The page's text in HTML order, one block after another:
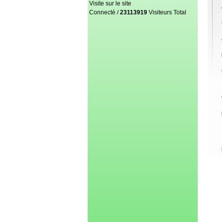
Visite sur le site
Connecté /23113919Visiteurs Total